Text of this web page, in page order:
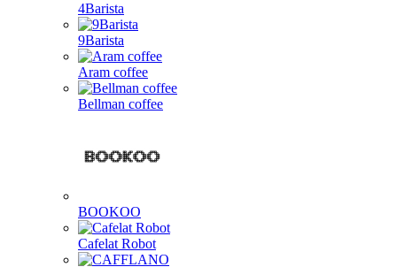
4Barista
9Barista
Aram coffee
Bellman coffee
BOOKOO
Cafelat Robot